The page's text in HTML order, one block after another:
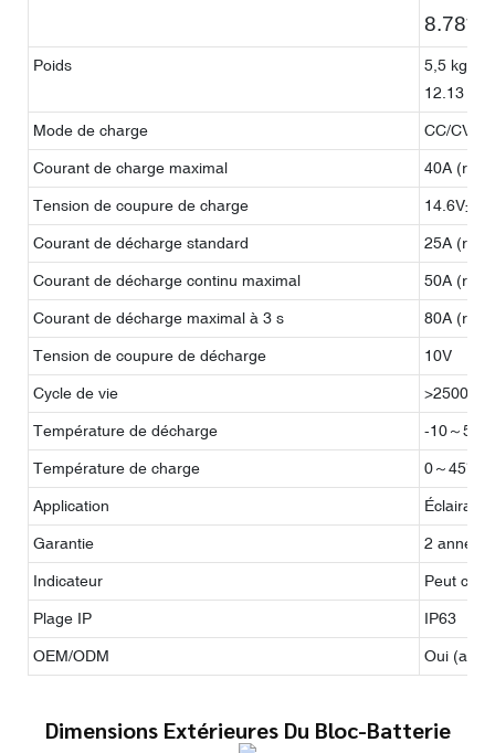
Poids
5,5 kg ±
12.13
Mode de charge CC/CV
Courant de charge maximal 40A
Tension de coupure de charge
Courant de décharge standard 25A
Courant de décharge continu maximal 50A
Courant de décharge maximal à 3 s 80A
Tension de coupure de décharge 10V
Cycle de vie >2500
Température de décharge -10～55℃
Température de charge 0～45℃
Application
Garantie 2 années
Indicateur Peut
Plage IP IP63
OEM/ODM Oui
Dimensions Extérieures Du Bloc-Batterie